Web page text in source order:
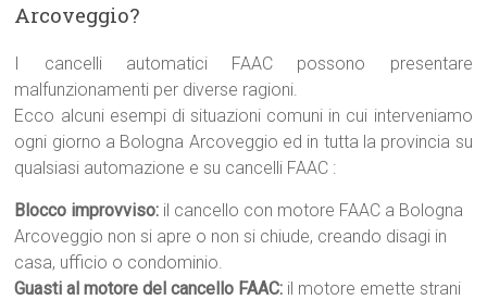
Arcoveggio?
I cancelli automatici FAAC possono presentare
malfunzionamenti per diverse ragioni.
Ecco alcuni esempi di situazioni comuni in cui interveniamo
ogni giorno a Bologna Arcoveggio ed in tutta la provincia su
qualsiasi automazione e su cancelli FAAC :
Blocco improvviso: il cancello con motore FAAC a Bologna
Arcoveggio non si apre o non si chiude, creando disagi in
casa, ufficio o condominio.
Guasti al motore del cancello FAAC: il motore emette strani